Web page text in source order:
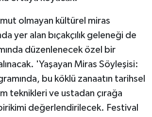
olmayan kültürel miras
yer alan bıçakçılık geleneği de
düzenlenecek özel bir
'Yaşayan Miras Söyleşisi:
bu köklü zanaatın tarihsel
teknikleri ve ustadan çırağa
değerlendirilecek. Festival